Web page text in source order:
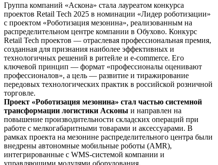
Группа компаний «Аскона» стала лауреатом конкурса
проектов Retail Tech 2025 в номинации «Лидер роботизации»
с проектом «Роботизация мезонина», реализованным на
распределительном центре компании в Обухово. Конкурс
Retail Tech проектов — отраслевая профессиональная премия,
созданная для признания наиболее эффективных и
технологичных решений в ритейле и e-commerce. Его
ключевой принцип — формат «профессионалы оценивают
профессионалов», а цель — развитие и тиражирование
передовых технологических практик в российской розничной
торговле.
Проект «Роботизация мезонина» стал частью системной
трансформации логистики Асконы и направлен на
повышение производительности складских операций при
работе с мелкогабаритными товарами и аксессуарами. В
рамках проекта на мезонине распределительного центра были
внедрены автономные мобильные роботы (AMR),
интегрированные с WMS-системой компании и
управляющими модулями оборудования.